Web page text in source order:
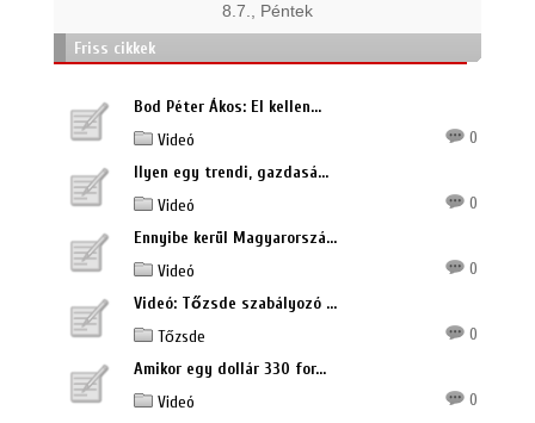
8.7., Péntek
Friss cikkek
Bod Péter Ákos: El kellen...
Videó
0
Ilyen egy trendi, gazdasá...
Videó
0
Ennyibe kerül Magyarorszá...
Videó
0
Videó: Tőzsde szabályozó ...
Tőzsde
0
Amikor egy dollár 330 for...
Videó
0